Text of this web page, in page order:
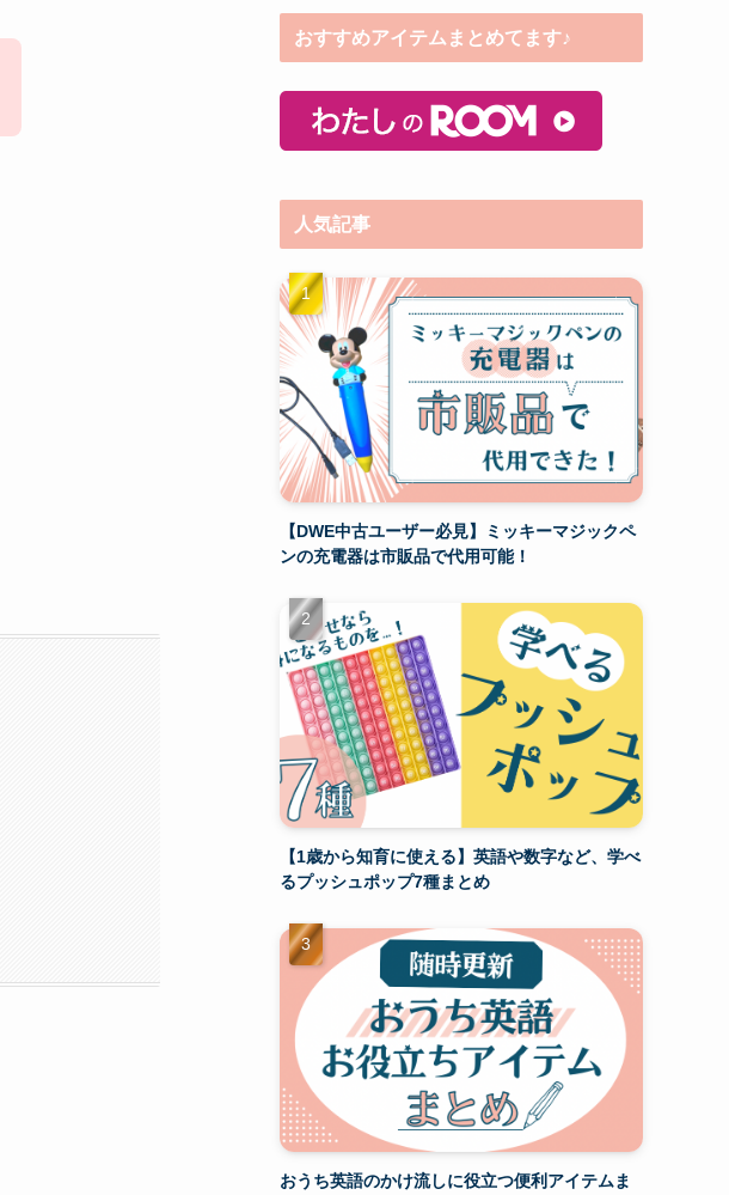
おすすめアイテムまとめてます♪
人気記事
【DWE中古ユーザー必見】ミッキーマジックペ
ンの充電器は市販品で代用可能！
【1歳から知育に使える】英語や数字など、学べ
るプッシュポップ7種まとめ
おうち英語のかけ流しに役立つ便利アイテムま